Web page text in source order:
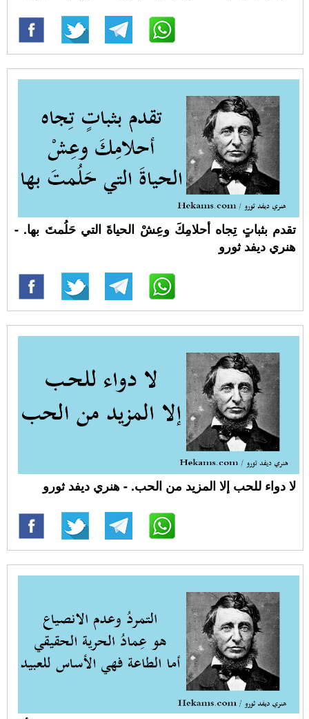
تقدم بثباتٍ تِجاه أحلامِكَ وعِشْ الحياةَ التي حَلُمتَ بها. -
هنري ديفد ثورو
لا دواء للحب إلا المزيد من الحب. - هنري ديفد ثورو